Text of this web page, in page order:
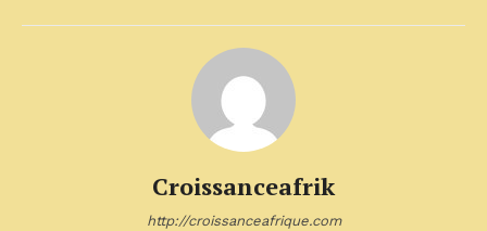
Croissanceafrik
http://croissanceafrique.com